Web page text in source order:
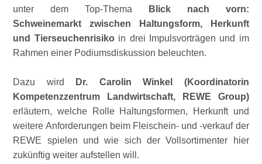
unter dem Top-Thema
Blick nach vorn:
Schweinemarkt zwischen Haltungsform, Herkunft
und Tierseuchenrisiko in drei Impulsvorträgen und im
Rahmen einer Podiumsdiskussion beleuchten.
Dazu wird
Dr. Carolin Winkel (Koordinatorin
Kompetenzzentrum Landwirtschaft, REWE Group)
erläutern, welche Rolle Haltungsformen, Herkunft und
weitere Anforderungen beim Fleischein- und -verkauf der
REWE spielen und wie sich der Vollsortimenter hier
zukünftig weiter aufstellen will.